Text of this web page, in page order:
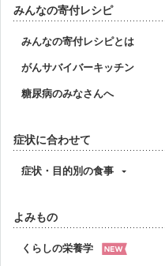
みんなの寄付レシピ
みんなの寄付レシピとは
がんサバイバーキッチン
糖尿病のみなさんへ
症状に合わせて
症状・目的別の食事
よみもの
くらしの栄養学